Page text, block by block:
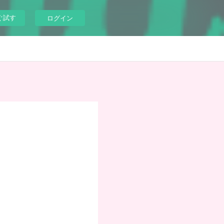
試す ログイン